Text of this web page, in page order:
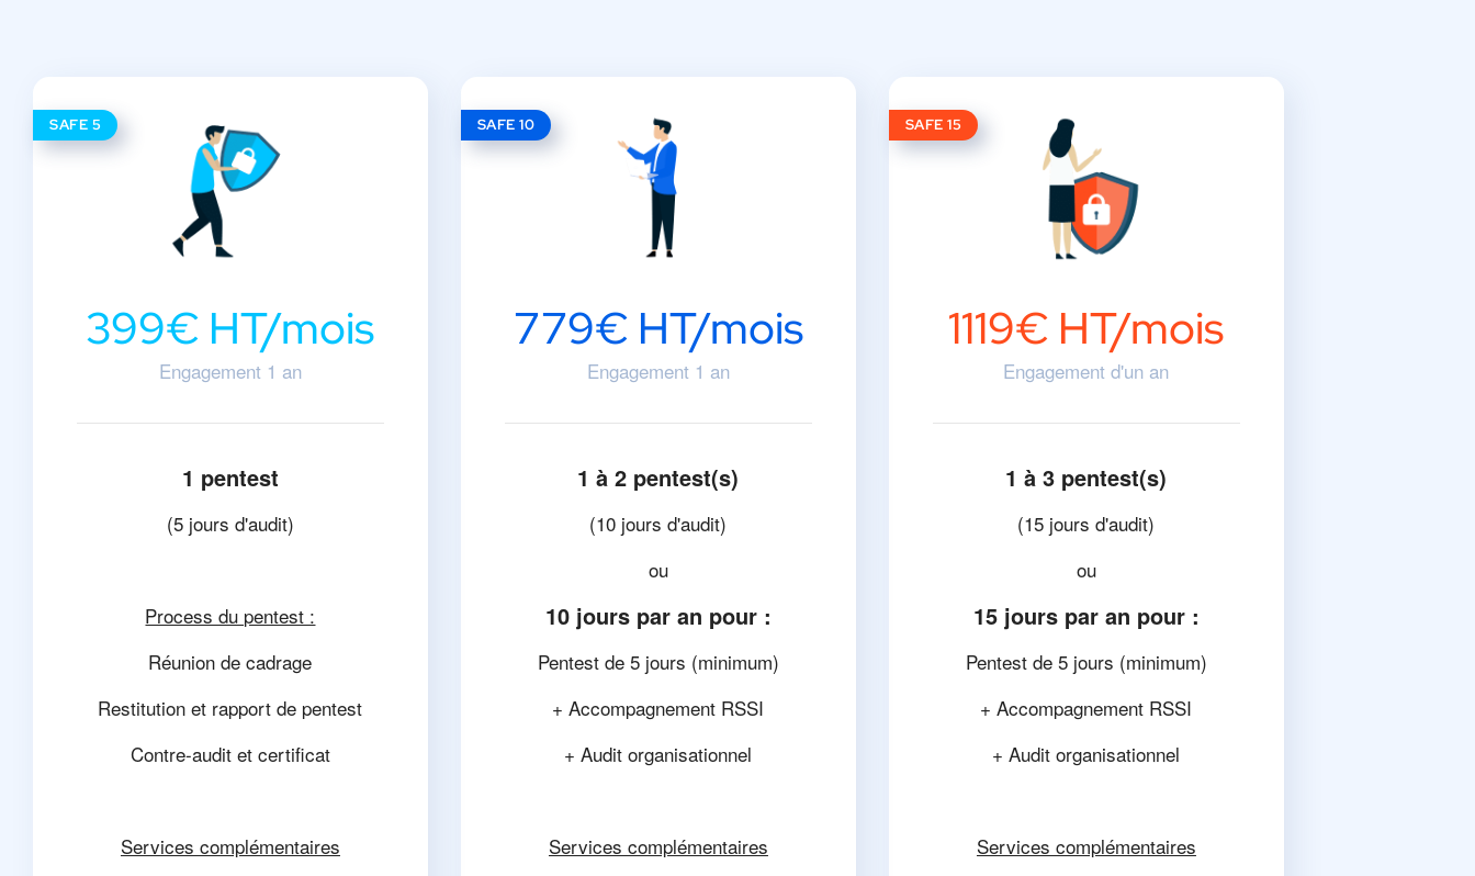
SAFE 5
399€ HT/mois
Engagement 1 an
1 pentest
(5 jours d'audit)
Process du pentest :
Réunion de cadrage
Restitution et rapport de pentest
Contre-audit et certificat
Services complémentaires
SAFE 10
779€ HT/mois
Engagement 1 an
1 à 2 pentest(s)
(10 jours d'audit)
ou
10 jours par an pour :
Pentest de 5 jours (minimum)
+ Accompagnement RSSI
+ Audit organisationnel
Services complémentaires
SAFE 15
1119€ HT/mois
Engagement d'un an
1 à 3 pentest(s)
(15 jours d'audit)
ou
15 jours par an pour :
Pentest de 5 jours (minimum)
+ Accompagnement RSSI
+ Audit organisationnel
Services complémentaires